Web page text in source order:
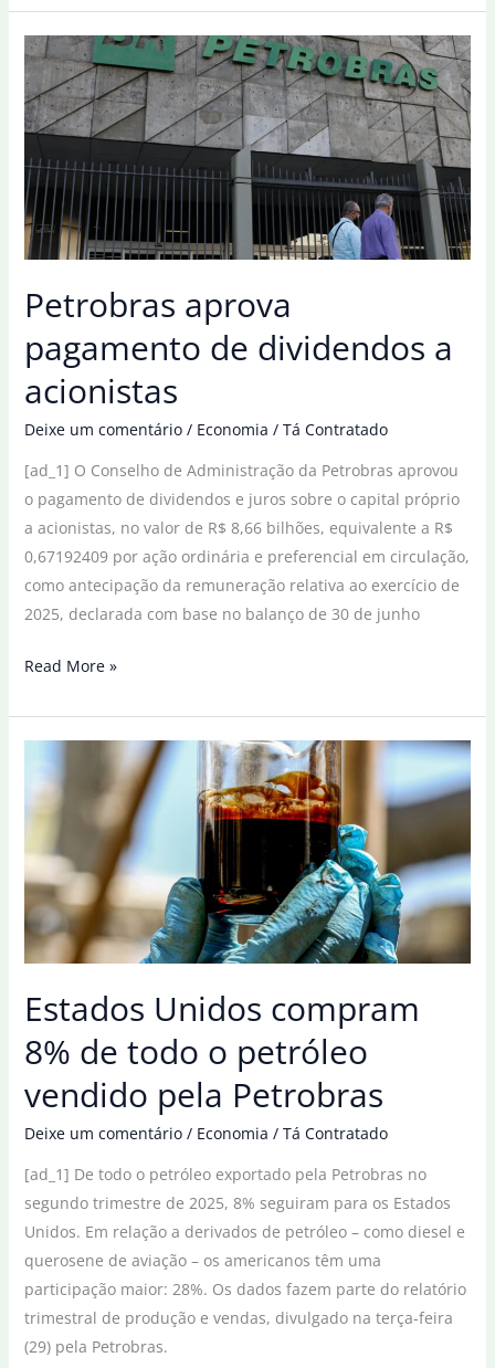
Petrobras
aprova
volta
da
distribuição
de
gás
de
cozinha
Petrobras aprova
pagamento de dividendos a
acionistas
Deixe um comentário / Economia / Tá Contratado
[ad_1] O Conselho de Administração da Petrobras aprovou
o pagamento de dividendos e juros sobre o capital próprio
a acionistas, no valor de R$ 8,66 bilhões, equivalente a R$
0,67192409 por ação ordinária e preferencial em circulação,
como antecipação da remuneração relativa ao exercício de
2025, declarada com base no balanço de 30 de junho
Petrobras
pagamento
dividendos
a
Read More »
Estados Unidos compram
8% de todo o petróleo
vendido pela Petrobras
Deixe um comentário / Economia / Tá Contratado
[ad_1] De todo o petróleo exportado pela Petrobras no
segundo trimestre de 2025, 8% seguiram para os Estados
Unidos. Em relação a derivados de petróleo – como diesel e
querosene de aviação – os americanos têm uma
participação maior: 28%. Os dados fazem parte do relatório
trimestral de produção e vendas, divulgado na terça-feira
(29) pela Petrobras.